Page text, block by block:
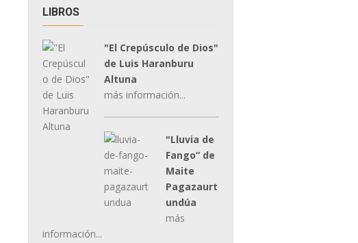
LIBROS
"El Crepúsculo de Dios"
de Luis Haranburu
Altuna
más información...
"Lluvia de
Fango” de
Maite
Pagazaurt
undúa
más
información...